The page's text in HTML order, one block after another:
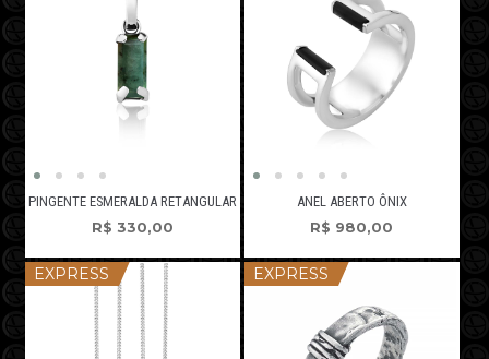
PINGENTE ESMERALDA RETANGULAR
R$ 330,00
ANEL ABERTO ÔNIX
R$ 980,00
EXPRESS EXPRESS